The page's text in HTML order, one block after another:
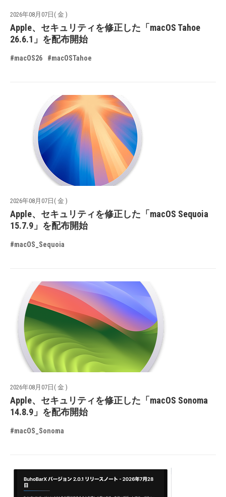
2026年08月07日( 金 )
Apple、セキュリティを修正した「macOS Tahoe
26.6.1」を配布開始
#macOS26 #macOSTahoe
2026年08月07日( 金 )
Apple、セキュリティを修正した「macOS Sequoia
15.7.9」を配布開始
#macOS_Sequoia
2026年08月07日( 金 )
Apple、セキュリティを修正した「macOS Sonoma
14.8.9」を配布開始
#macOS_Sonoma